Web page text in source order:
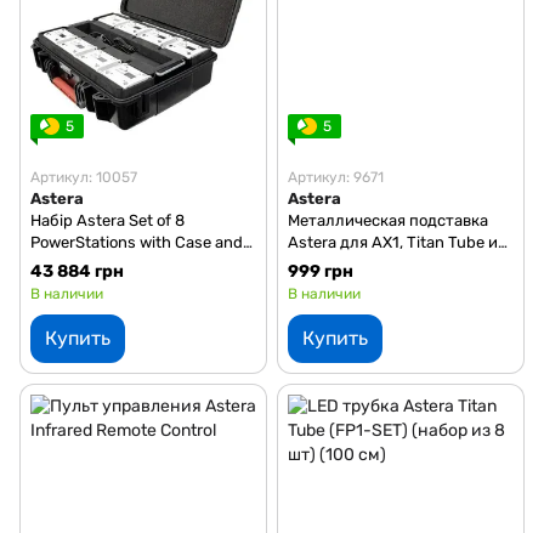
5
Артикул: 10057
Astera
Набір Astera Set of 8
PowerStations with Case and
Accessories
43 884 грн
В наличии
Купить
5
Артикул: 9671
Astera
Металлическая подставка
Astera для AX1, Titan Tube и
Helios
999 грн
В наличии
Купить